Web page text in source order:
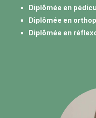
Diplômée en
Diplômée en
Diplômée en